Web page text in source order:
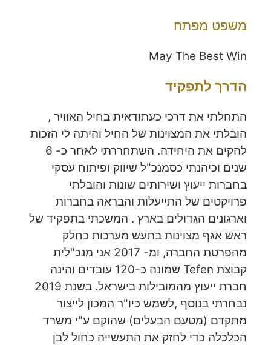
משפט מפתח
May The Best Win
הדרך לתפקיד
התחלתי את דרכי כעתודאית בחיל האוויר ,
הובלתי את המצוינות של החיל והיתה לי הזכות
להקים את היחידה. השתחררתי לאחר כ- 6
שנים וכיהנתי כסמנכ"ל שיווק ופיתוח עסקי
בחברות ייעוץ ושירותים שונות והובלתי
פרויקטים של התייעלות והבראה בחברות
וארגונים הגדולים בארץ . המשכתי בתפקיד של
ראש אגף מצוינות בתעש מערכות כחלק
מהפרטת החברה, ומ- 2017 אני מנכ"לית
קבוצת Tefen שמונה כ-120 עובדים והינה
חברת ייעוץ מהמובילות בישראל. בשנת 2019
נבחרתי בנוסף ,לשמש כיו"ר המכון לייצור
מתקדם (מטעם הבעלים) שהוקם ע"י משרד
הכלכלה כדי לחזק את התעשייה כחול לבן